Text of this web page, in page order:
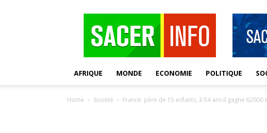
AFRIQUE MONDE ECONOMIE POLITIQUE
Home Société France: père de 15 enfants, à 54 ans il gagne 62000